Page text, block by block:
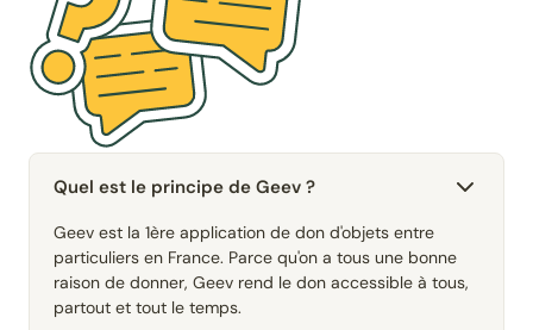
Quel est le principe de Geev ?
Geev est la 1ère application de don d'objets entre
particuliers en France. Parce qu'on a tous une bonne
raison de donner, Geev rend le don accessible à tous,
partout et tout le temps.